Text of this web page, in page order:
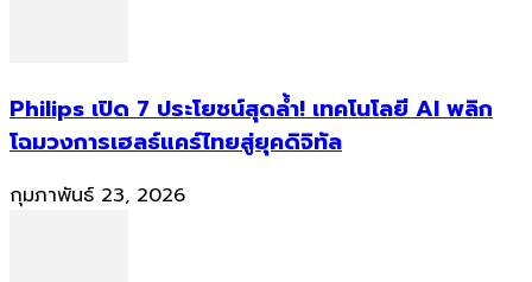
Philips เปิด 7 ประโยชน์สุดล้ำ! เทคโนโลยี AI พลิก
โฉมวงการเฮลธ์แคร์ไทยสู่ยุคดิจิทัล
กุมภาพันธ์ 23, 2026